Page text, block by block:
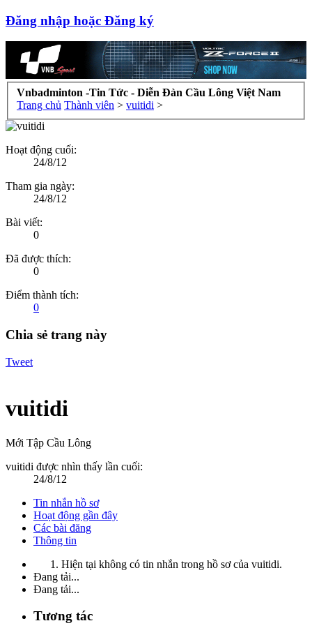
Đăng nhập hoặc Đăng ký
Vnbadminton -Tin Tức - Diễn Đàn Cầu Lông Việt Nam
Trang chủ Thành viên > vuitidi >
Hoạt động cuối:
24/8/12
Tham gia ngày:
24/8/12
Bài viết:
0
Đã được thích:
0
Điểm thành tích:
0
Chia sẻ trang này
Tweet
vuitidi
Mới Tập Cầu Lông
vuitidi được nhìn thấy lần cuối:
24/8/12
Tin nhắn hồ sơ
Hoạt động gần đây
Các bài đăng
Thông tin
Hiện tại không có tin nhắn trong hồ sơ của vuitidi.
Đang tải...
Đang tải...
Tương tác